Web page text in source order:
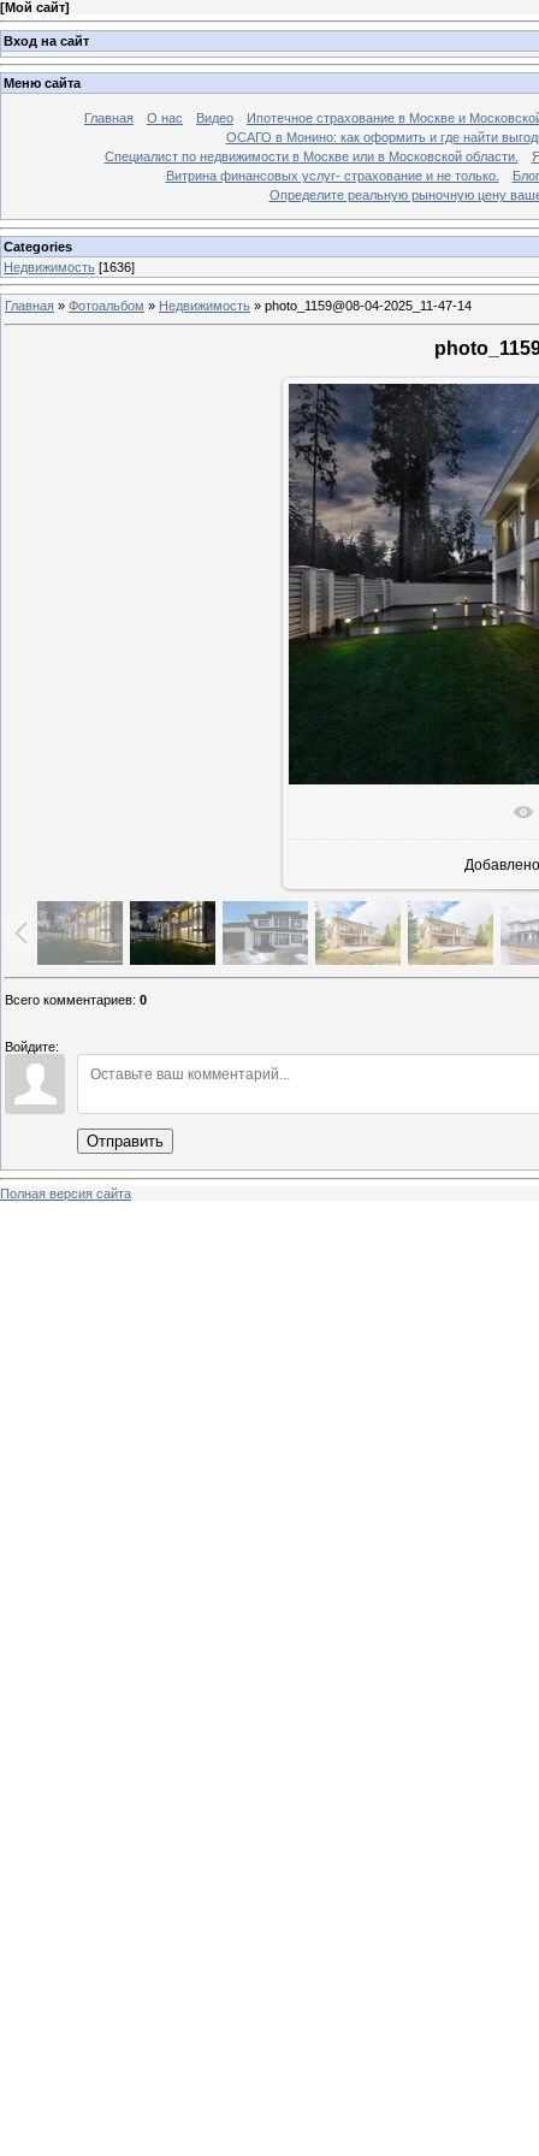
[Мой сайт]
Вход на сайт
Меню сайта
Главная О нас Видео
Ипотечное страхование в Москве и
ОСАГО в Монино: как оформить и где найти
Специалист по недвижимости в Москве или в Московской области.
Витрина финансовых услуг- страхование и не только.
Блог
Определите реальную рыночную цену
Categories
Недвижимость [1636]
Главная » Фотоальбом » Недвижимость » photo_1159@08-04-2025_11-47-14
В
Добавлено
Всего комментариев: 0
Войдите:
Отправить
Полная версия сайта